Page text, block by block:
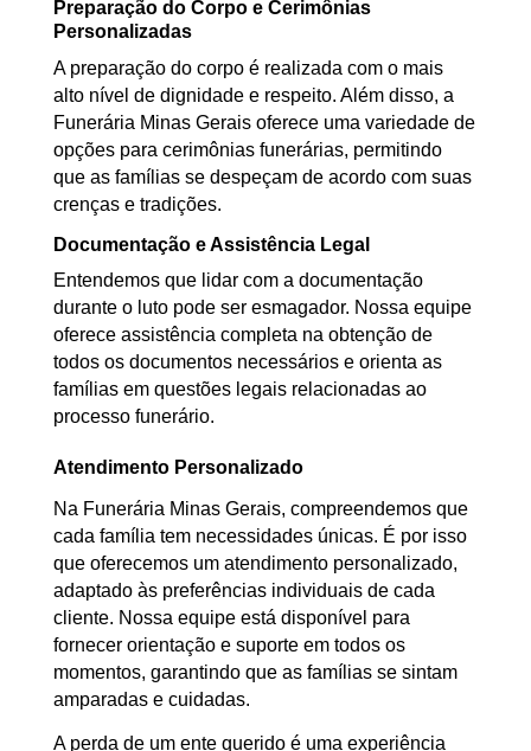
Preparação do Corpo e Cerimônias
Personalizadas
A preparação do corpo é realizada com o mais
alto nível de dignidade e respeito. Além disso, a
Funerária Minas Gerais oferece uma variedade de
opções para cerimônias funerárias, permitindo
que as famílias se despeçam de acordo com suas
crenças e tradições.
Documentação e Assistência Legal
Entendemos que lidar com a documentação
durante o luto pode ser esmagador. Nossa equipe
oferece assistência completa na obtenção de
todos os documentos necessários e orienta as
famílias em questões legais relacionadas ao
processo funerário.
Atendimento Personalizado
Na Funerária Minas Gerais, compreendemos que
cada família tem necessidades únicas. É por isso
que oferecemos um atendimento personalizado,
adaptado às preferências individuais de cada
cliente. Nossa equipe está disponível para
fornecer orientação e suporte em todos os
momentos, garantindo que as famílias se sintam
amparadas e cuidadas.
A perda de um ente querido é uma experiência